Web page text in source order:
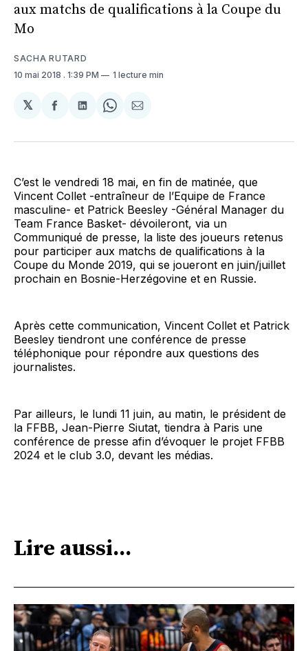
aux matchs de qualifications à la Coupe du
Mo
SACHA RUTARD
10 mai 2018 . 1:39 PM 1 lecture min
𝕏
Partager
Facebook
Partager
LinkedIn
Share
WhatsApp
Partager
Courriel
C’est le vendredi 18 mai, en fin de matinée, que
Vincent Collet -entraîneur de l’Equipe de France
masculine- et Patrick Beesley -Général Manager du
Team France Basket- dévoileront, via un
Communiqué de presse, la liste des joueurs retenus
pour participer aux matchs de qualifications à la
Coupe du Monde 2019, qui se joueront en juin/juillet
prochain en Bosnie-Herzégovine et en Russie.
Après cette communication, Vincent Collet et Patrick
Beesley tiendront une conférence de presse
téléphonique pour répondre aux questions des
journalistes.
Par ailleurs, le lundi 11 juin, au matin, le président de
la FFBB, Jean-Pierre Siutat, tiendra à Paris une
conférence de presse afin d’évoquer le projet FFBB
2024 et le club 3.0, devant les médias.
Lire aussi...